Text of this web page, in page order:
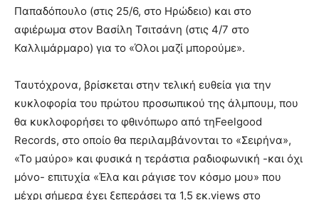
Παπαδόπουλο (στις 25/6, στο Ηρώδειο) και στο
αφιέρωμα στον Βασίλη Τσιτσάνη (στις 4/7 στο
Καλλιμάρμαρο) για το «Όλοι μαζί μπορούμε».
Ταυτόχρονα, βρίσκεται στην τελική ευθεία για την
κυκλοφορία του πρώτου προσωπικού της άλμπουμ, που
θα κυκλοφορήσει το φθινόπωρο από τηFeelgood
Records, στο οποίο θα περιλαμβάνονται το «Σειρήνα»,
«Το μαύρο» και φυσικά η τεράστια ραδιοφωνική -και όχι
μόνο- επιτυχία «Έλα και ράγισε τον κόσμο μου» που
μέχρι σήμερα έχει ξεπεράσει τα 1,5 εκ.views στο